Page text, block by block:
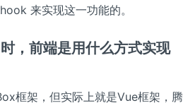
来实现这一功能的。
，前端是用什么方式实现
框架，但实际上就是Vue框架，腾